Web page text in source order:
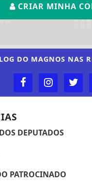
CRIAR MINHA
DO MAGNOS NAS
DEPUTADOS
PATROCINADO